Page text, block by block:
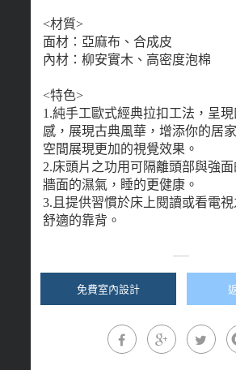
<材質>
面材：亞麻布、合成皮
內材：柳安實木、高密度泡棉
<特色>
1.純手工歐式經典拉扣工法，呈
感，展現古典風華，增添你的居
空間展現更加的視覺效果。
2.床頭片之功用可隔離頭部與強
牆面的濕氣，睡的更健康。
3.且提供習慣於床上閱讀或看電
舒適的靠背。
免費室內設計